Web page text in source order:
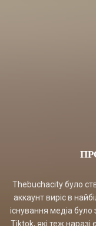
Thebuchacity було
аккаунт виріс в
існування медіа
Tiktok, які теж